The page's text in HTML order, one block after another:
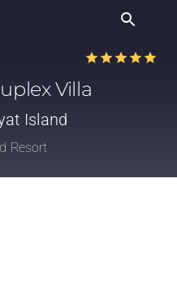
Villa
Island
Resort